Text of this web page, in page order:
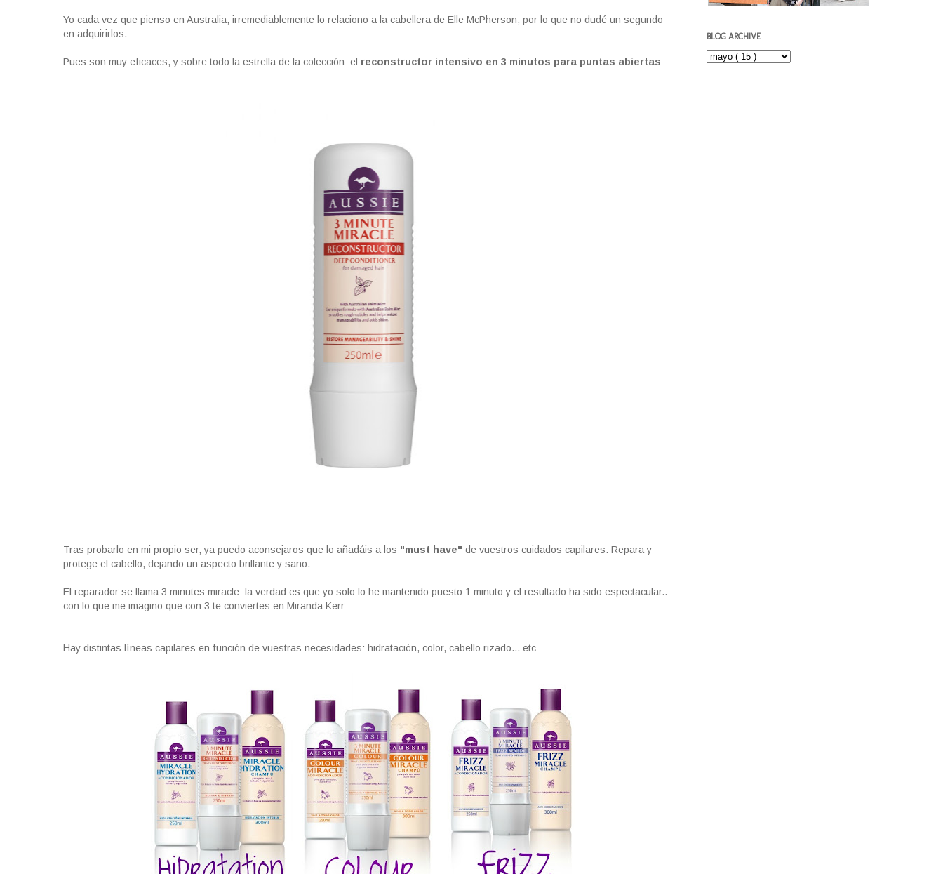
Yo cada vez que pienso en Australia, irremediablemente lo relaciono a la cabellera de Elle McPherson, por lo que no dudé un segundo
en adquirirlos.
Pues son muy eficaces, y sobre todo la estrella de la colección: el reconstructor intensivo en 3 minutos para puntas abiertas
Tras probarlo en mi propio ser, ya puedo aconsejaros que lo añadáis a los "must have" de vuestros cuidados capilares. Repara y
protege el cabello, dejando un aspecto brillante y sano.
El reparador se llama 3 minutes miracle: la verdad es que yo solo lo he mantenido puesto 1 minuto y el resultado ha sido espectacular..
con lo que me imagino que con 3 te conviertes en Miranda Kerr
Hay distintas líneas capilares en función de vuestras necesidades: hidratación, color, cabello rizado... etc
BLOG ARCHIVE